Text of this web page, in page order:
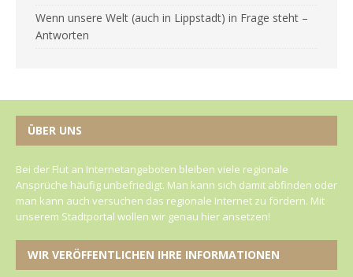
Wenn unsere Welt (auch in Lippstadt) in Frage steht –
Antworten
ÜBER UNS
Bei der Flut an Internetangeboten bleiben viele regionale
Ansprüche häufig unbefriedigt. Man kann sich damit abfinden oder
man kann auch versuchen das regionale Internet zu fördern. Mit
unserem Stadtportal wollen wir genau hier ansetzen!
WIR VERÖFFENTLICHEN IHRE INFORMATIONEN